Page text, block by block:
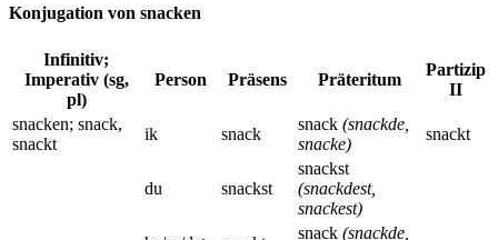
Konjugation von snacken
Infinitiv;
Imperativ (sg,
pl)
Person Präsens Präteritum
Partizip
II
snacken; snack,
snackt
ik snack
snack (snackde,
snacke)
snackt
du snackst
snackst
(snackdest,
snackest)
snack (snackde,